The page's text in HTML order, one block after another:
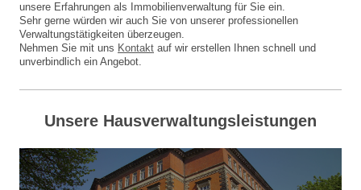
unsere Erfahrungen als Immobilienverwaltung für Sie ein.
Sehr gerne würden wir auch Sie von unserer professionellen
Verwaltungstätigkeiten überzeugen.
Nehmen Sie mit uns Kontakt auf wir erstellen Ihnen schnell und
unverbindlich ein Angebot.
Unsere Hausverwaltungsleistungen